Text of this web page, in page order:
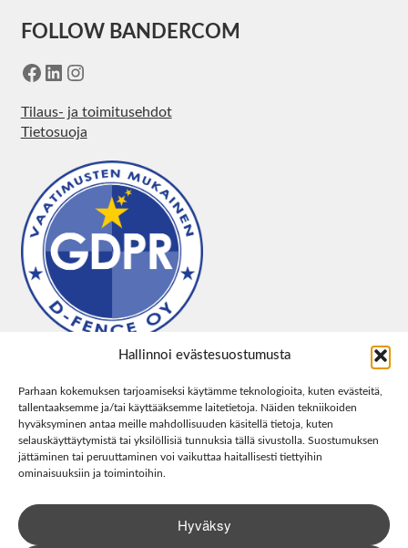
Hallinnoi evästesuostumusta
Parhaan kokemuksen tarjoamiseksi käytämme teknologioita, kuten evästeitä,
tallentaaksemme ja/tai käyttääksemme laitetietoja. Näiden tekniikoiden
hyväksyminen antaa meille mahdollisuuden käsitellä tietoja, kuten
selauskäyttäytymistä tai yksilöllisiä tunnuksia tällä sivustolla. Suostumuksen
jättäminen tai peruuttaminen voi vaikuttaa haitallisesti tiettyihin
ominaisuuksiin ja toimintoihin.
Hyväksy
FOLLOW BANDERCOM
Facebook
LinkedIn
Instagram
Tilaus- ja toimitusehdot
Tietosuoja